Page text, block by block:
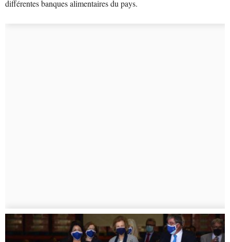
différentes banques alimentaires du pays.